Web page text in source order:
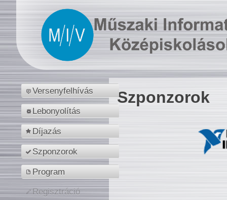
Versenyfelhívás
Lebonyolítás
Díjazás
Szponzorok
Program
Regisztráció
Szponzorok